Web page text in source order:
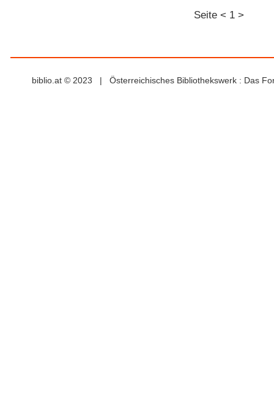
Seite < 1 >
biblio.at © 2023 | Österreichisches Bibliothekswerk : Das